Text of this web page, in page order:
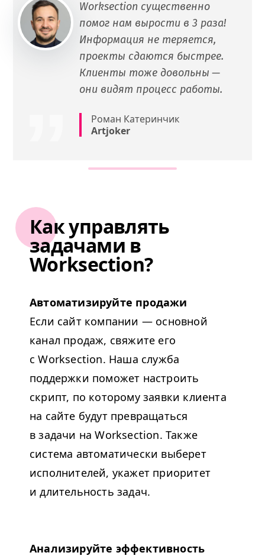
Worksection существенно
помог нам вырости в 3 раза!
Информация не теряется,
проекты сдаются быстрее.
Клиенты тоже довольны —
они видят процесс работы.
Роман Катеринчик
Artjoker
Как управлять
задачами в
Worksection?
Автоматизируйте продажи
Если сайт компании — основной
канал продаж, свяжите его
с Worksection. Наша служба
поддержки поможет настроить
скрипт, по которому заявки клиента
на сайте будут превращаться
в задачи на Worksection. Также
система автоматически выберет
исполнителей, укажет приоритет
и длительность задач.
Анализируйте эффективность